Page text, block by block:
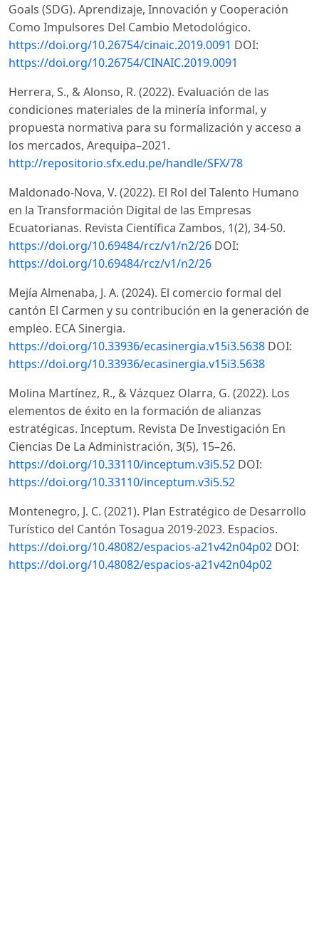
Goals (SDG). Aprendizaje, Innovación y Cooperación
Como Impulsores Del Cambio Metodológico.
https://doi.org/10.26754/cinaic.2019.0091 DOI:
https://doi.org/10.26754/CINAIC.2019.0091
Herrera, S., & Alonso, R. (2022). Evaluación de las
condiciones materiales de la minería informal, y
propuesta normativa para su formalización y acceso a
los mercados, Arequipa–2021.
http://repositorio.sfx.edu.pe/handle/SFX/78
Maldonado-Nova, V. (2022). El Rol del Talento Humano
en la Transformación Digital de las Empresas
Ecuatorianas. Revista Científica Zambos, 1(2), 34-50.
https://doi.org/10.69484/rcz/v1/n2/26 DOI:
https://doi.org/10.69484/rcz/v1/n2/26
Mejía Almenaba, J. A. (2024). El comercio formal del
cantón El Carmen y su contribución en la generación de
empleo. ECA Sinergia.
https://doi.org/10.33936/ecasinergia.v15i3.5638 DOI:
https://doi.org/10.33936/ecasinergia.v15i3.5638
Molina Martínez, R., & Vázquez Olarra, G. (2022). Los
elementos de éxito en la formación de alianzas
estratégicas. Inceptum. Revista De Investigación En
Ciencias De La Administración, 3(5), 15–26.
https://doi.org/10.33110/inceptum.v3i5.52 DOI:
https://doi.org/10.33110/inceptum.v3i5.52
Montenegro, J. C. (2021). Plan Estratégico de Desarrollo
Turístico del Cantón Tosagua 2019-2023. Espacios.
https://doi.org/10.48082/espacios-a21v42n04p02 DOI:
https://doi.org/10.48082/espacios-a21v42n04p02